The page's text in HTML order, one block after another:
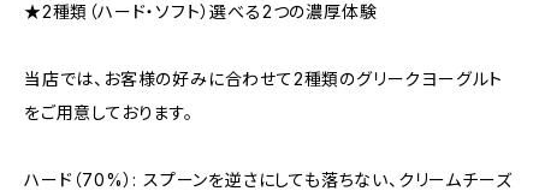
★2種類（ハード・ソフト）選べる2つの濃厚体験
当店では、お客様の好みに合わせて2種類のグリークヨーグルト
をご用意しております。
ハード（70%）: スプーンを逆さにしても落ちない、クリームチーズ